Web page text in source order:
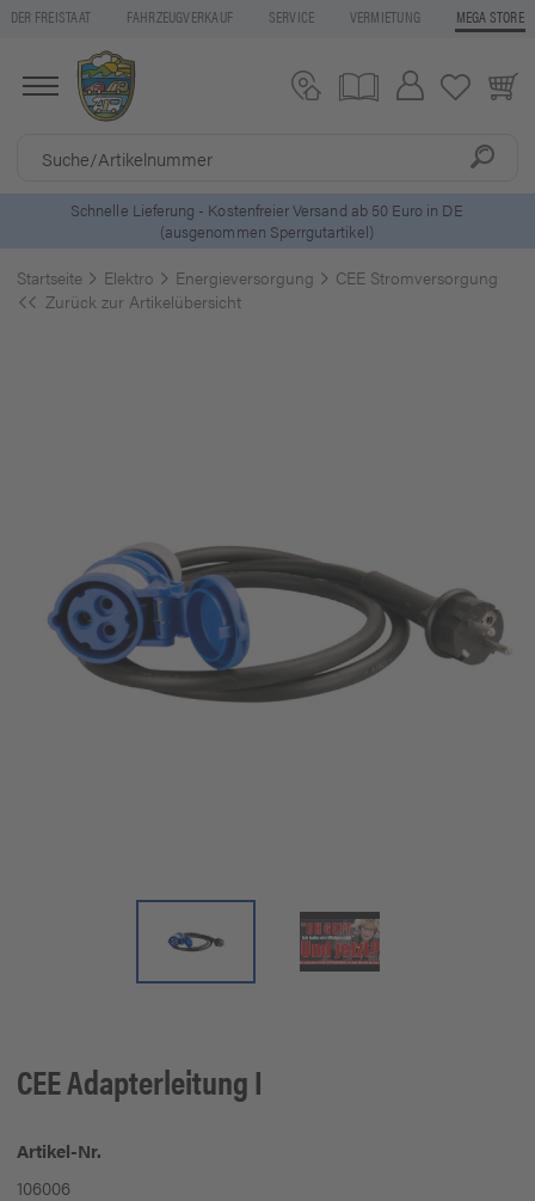
DER FREISTAAT FAHRZEUGVERKAUF SERVICE VERMIETUNG MEGA STORE
Versand ab 50 Euro in DE
5 Euro Gutschein*
Startseite Elektro Energieversorgung
CEE Stromversorgung
Zurück zur Artikelübersicht
CEE Adapterleitung I
Artikel-Nr.
106006